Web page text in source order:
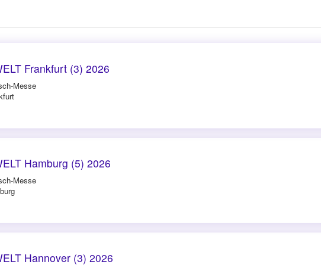
Frankfurt (3) 2026
Messe
Hamburg (5) 2026
Messe
Hannover (3) 2026